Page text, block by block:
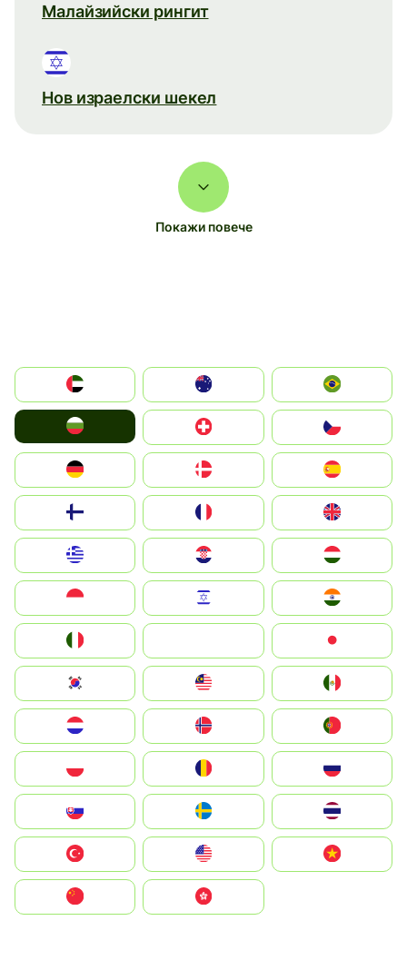
Малайзийски рингит
Нов израелски шекел
Покажи повече
الإمارات العربية المتحدة
Switzerland
Deutschland
United Kingdom
Magyarország
South Korea
United States
中國香港特別行政區